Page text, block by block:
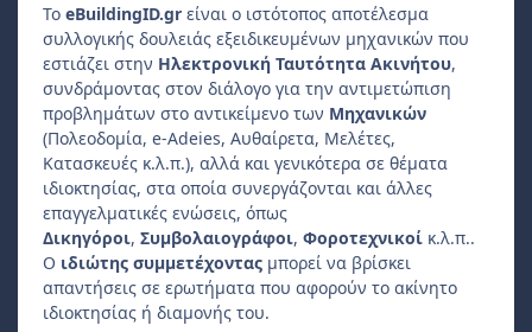
Το eBuildingID.gr είναι ο ιστότοπος αποτέλεσμα
συλλογικής δουλειάς εξειδικευμένων μηχανικών που
εστιάζει στην Ηλεκτρονική Ταυτότητα Ακινήτου,
συνδράμοντας στον διάλογο για την αντιμετώπιση
προβλημάτων στο αντικείμενο των Μηχανικών
(Πολεοδομία, e-Adeies, Αυθαίρετα, Μελέτες,
Κατασκευές κ.λ.π.), αλλά και γενικότερα σε θέματα
ιδιοκτησίας, στα οποία συνεργάζονται και άλλες
επαγγελματικές ενώσεις, όπως
Δικηγόροι, Συμβολαιογράφοι, Φοροτεχνικοί κ.λ.π..
Ο ιδιώτης συμμετέχοντας μπορεί να βρίσκει
απαντήσεις σε ερωτήματα που αφορούν το ακίνητο
ιδιοκτησίας ή διαμονής του.